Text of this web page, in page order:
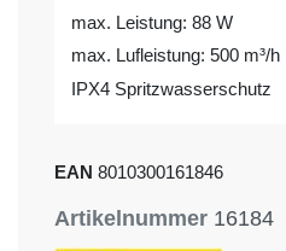
max. Leistung: 88 W
max. Lufleistung: 500 m³/h
IPX4 Spritzwasserschutz
EAN 8010300161846
Artikelnummer 16184